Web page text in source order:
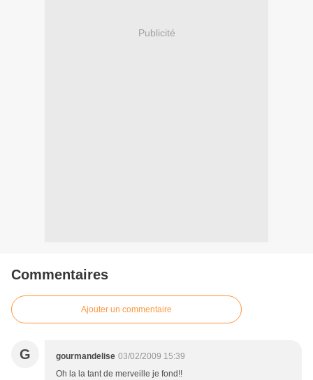
Publicité
Commentaires
Ajouter un commentaire
G gourmandelise 03/02/2009 15:39
Oh la la tant de merveille je fond!!